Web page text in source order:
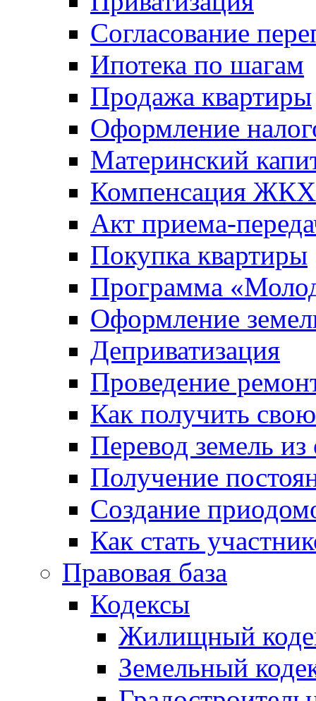
Согласование
Ипотека по шагам
Продажа квартиры
Оформление
Материнский
Компенсация ЖКХ
Акт приема-
Покупка квартиры
Программа
Оформление
Деприватизация
Проведение
Как получить
Перевод земель
Получение
Создание
Как стать
Правовая база
Кодексы
Жилищный
Земельный